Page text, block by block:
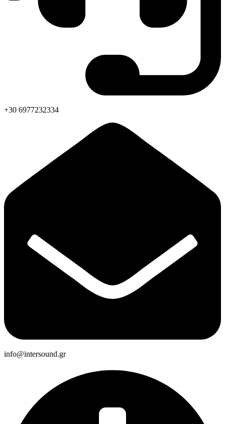
+30 6977232334
info@intersound.gr